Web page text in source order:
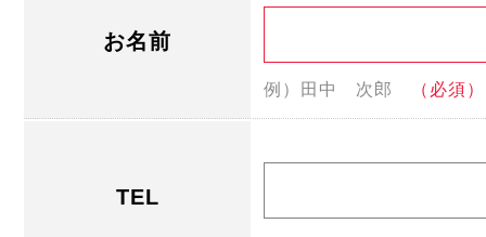
お名前
例）田中 次郎 （必須）
TEL